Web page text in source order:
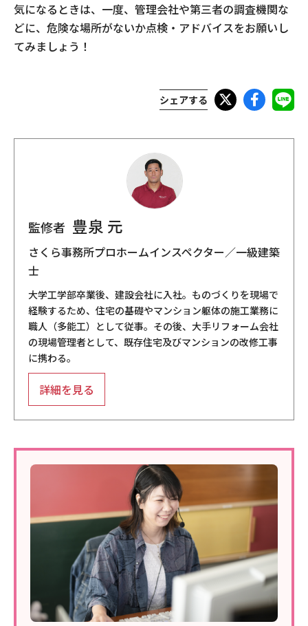
気になるときは、一度、管理会社や第三者の調査機関な
どに、危険な場所がないか点検・アドバイスをお願いし
てみましょう！
シェアする
監修者 豊泉 元
さくら事務所プロホームインスペクター／一級建築
士
大学工学部卒業後、建設会社に入社。ものづくりを現場で
経験するため、住宅の基礎やマンション躯体の施工業務に
職人（多能工）として従事。その後、大手リフォーム会社
の現場管理者として、既存住宅及びマンションの改修工事
に携わる。
詳細を見る